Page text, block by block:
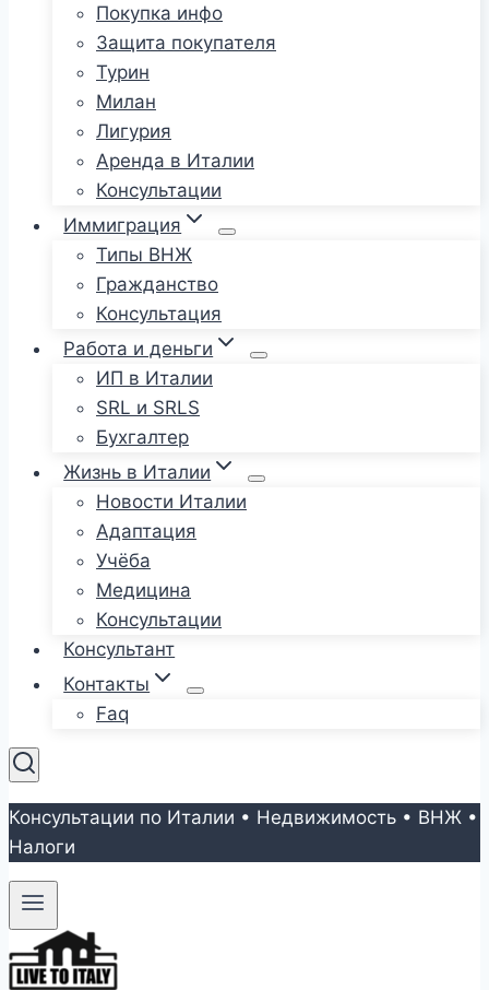
Покупка инфо
Защита покупателя
Турин
Милан
Лигурия
Аренда в Италии
Консультации
Иммиграция
Типы ВНЖ
Гражданство
Консультация
Работа и деньги
ИП в Италии
SRL и SRLS
Бухгалтер
Жизнь в Италии
Новости Италии
Адаптация
Учёба
Медицина
Консультации
Консультант
Контакты
Faq
Консультации по Италии • Недвижимость • ВНЖ •
Налоги